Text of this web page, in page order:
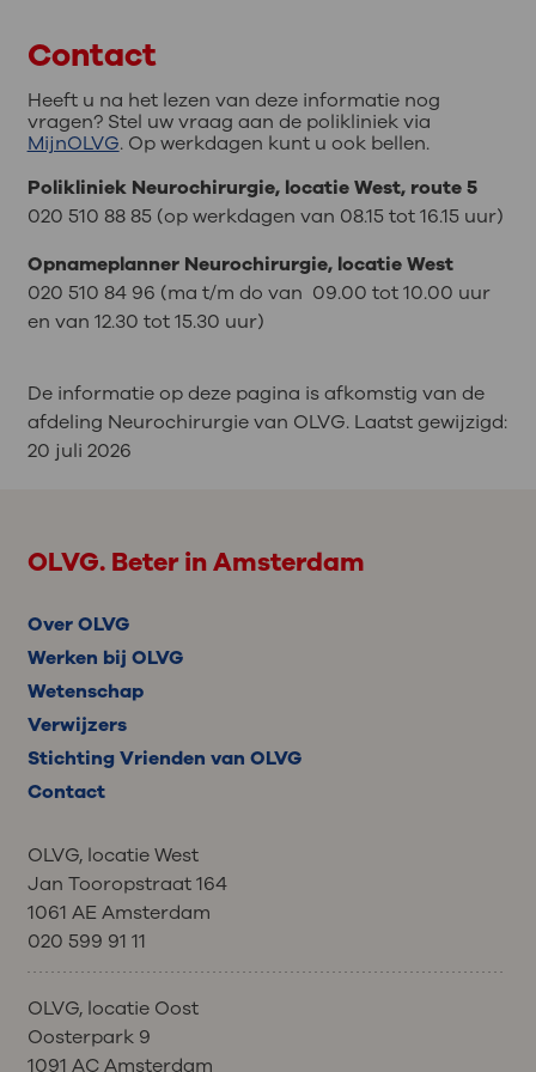
Contact
Heeft u na het lezen van deze informatie nog
vragen? Stel uw vraag aan de polikliniek via
MijnOLVG. Op werkdagen kunt u ook bellen.
Polikliniek Neurochirurgie, locatie West, route 5
020 510 88 85 (op werkdagen van 08.15 tot 16.15 uur)
Opnameplanner Neurochirurgie, locatie West
020 510 84 96 (ma t/m do van 09.00 tot 10.00 uur
en van 12.30 tot 15.30 uur)
De informatie op deze pagina is afkomstig van de
afdeling Neurochirurgie van OLVG. Laatst gewijzigd:
20 juli 2026
OLVG. Beter in Amsterdam
Over OLVG
Werken bij OLVG
Wetenschap
Verwijzers
Stichting Vrienden van OLVG
Contact
OLVG, locatie West
Jan Tooropstraat 164
1061 AE Amsterdam
020 599 91 11
OLVG, locatie Oost
Oosterpark 9
1091 AC Amsterdam